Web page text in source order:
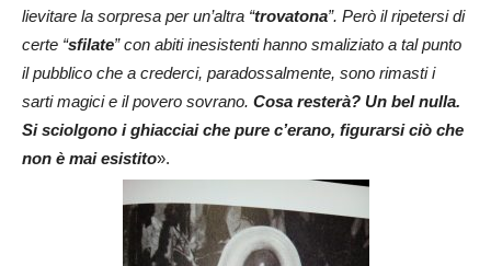
lievitare la sorpresa per un’altra “trovatona”. Però il ripetersi di
certe “sfilate” con abiti inesistenti hanno smaliziato a tal punto
il pubblico che a crederci, paradossalmente, sono rimasti i
sarti magici e il povero sovrano. Cosa resterà? Un bel nulla.
Si sciolgono i ghiacciai che pure c’erano, figurarsi ciò che
non è mai esistito».